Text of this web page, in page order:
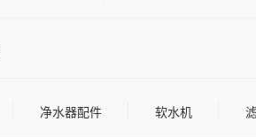
净水器配件 软水机